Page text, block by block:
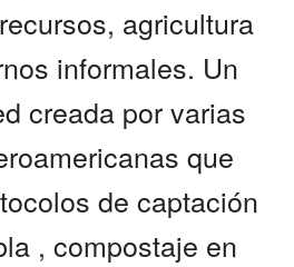
agricultura
informales. Un
creada por varias
que
de captación
, compostaje en